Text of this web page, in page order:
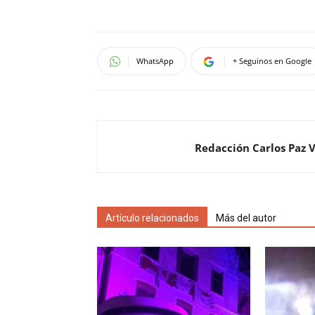
WhatsApp + Seguinos en Google
Redacción Carlos Paz
Artículo relacionados Más del autor